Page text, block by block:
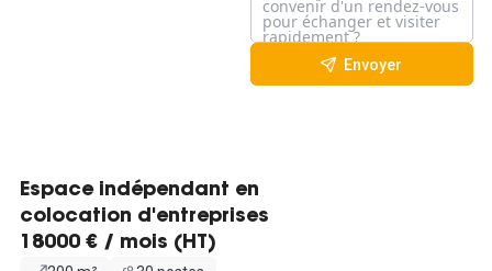
Envoyer
Espace indépendant en
colocation d'entreprises
18000 € / mois (HT)